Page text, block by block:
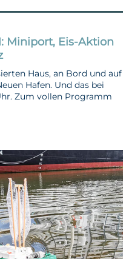
Miniport, Eis-Aktion
Haus, an Bord und auf
Hafen. Und das bei
Zum vollen Programm